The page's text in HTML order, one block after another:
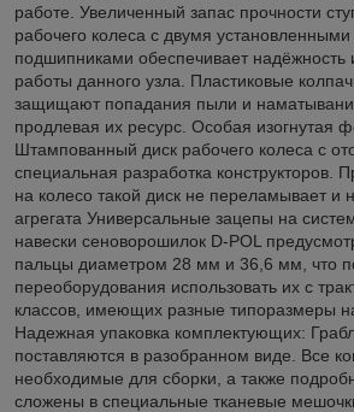
работе. Увеличенный запас прочности
рабочего колеса с двумя
подшипниками обеспечивает надёжность
работы данного узла. Пластиковые
защищают попадания пыли и
продлевая их ресурс. Особая изогнутая
Штампованный диск рабочего колеса с
специальная разработка конструкторов.
на колесо такой диск не переламывает и
агрегата Универсальные зацепы на
навески сеноворошилок D-POL
пальцы диаметром 28 мм и 36,6 мм, что
переоборудования использовать их с
классов, имеющих разные типоразмеры
Надежная упаковка комплектующих:
поставляются в разобранном виде. Все
необходимые для сборки, а также
сложены в специальные тканевые